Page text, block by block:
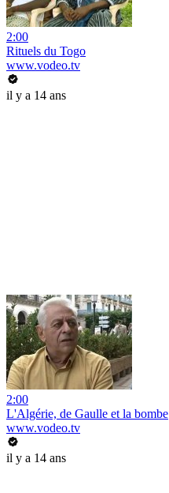
2:00
Rituels du Togo
www.vodeo.tv
il y a 14 ans
2:00
L'Algérie, de Gaulle et la bombe
www.vodeo.tv
il y a 14 ans